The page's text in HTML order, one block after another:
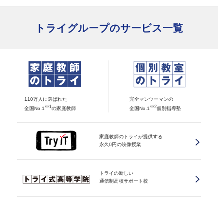
トライグループのサービス一覧
110万人に選ばれた
全国No.1 ※1 の家庭教師
完全マンツーマンの
全国No.1 ※2個別指導塾
家庭教師のトライが提供する
永久0円の映像授業
トライの新しい
通信制高校サポート校